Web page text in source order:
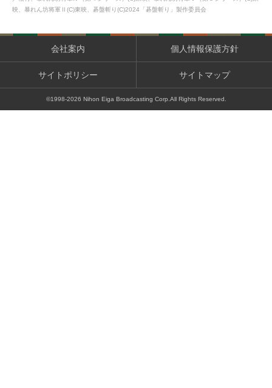
映、暴れん坊将軍Ⅱ(C)東映、碁盤斬り(C)2024「碁盤斬り」製作委員会
会社案内 個人情報保護方針
サイトポリシー サイトマップ
©1998-2026 Nihon Eiga Broadcasting Corp.All Rights Reserved.